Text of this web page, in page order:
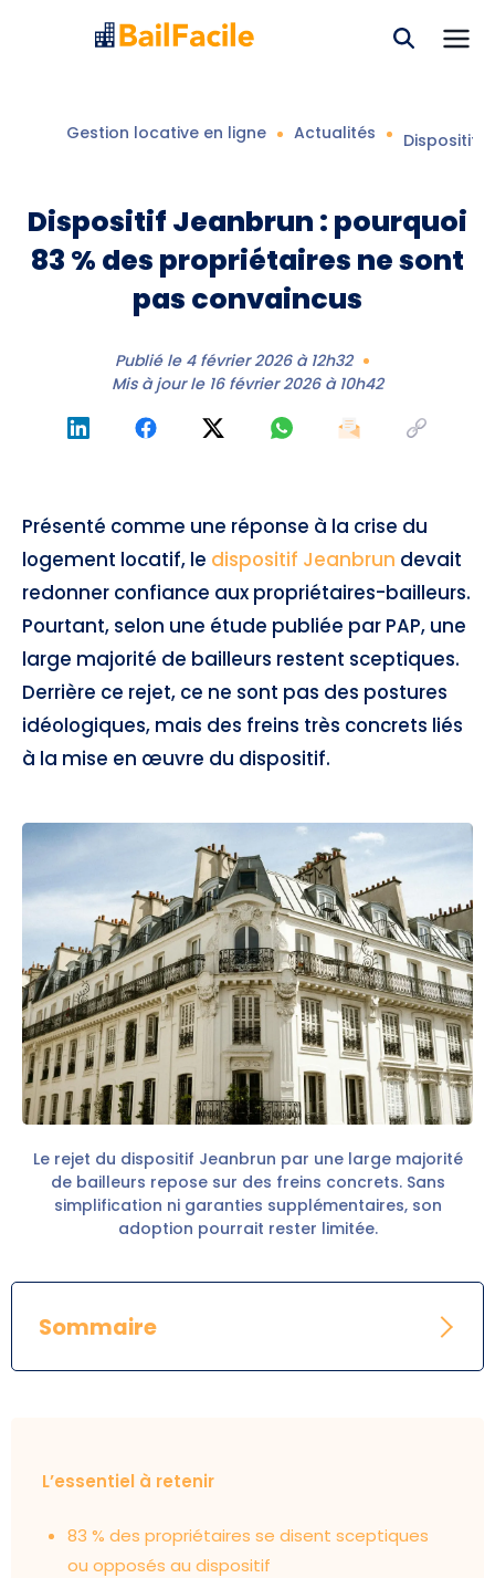
Gestion locative en ligne Actualités Dispositif
Dispositif Jeanbrun : pourquoi
83 % des propriétaires ne sont
pas convaincus
Publié le 4 février 2026 à 12h32
Mis à jour le 16 février 2026 à 10h42
Présenté comme une réponse à la crise du
logement locatif, le dispositif Jeanbrun devait
redonner confiance aux propriétaires-bailleurs.
Pourtant, selon une étude publiée par PAP, une
large majorité de bailleurs restent sceptiques.
Derrière ce rejet, ce ne sont pas des postures
idéologiques, mais des freins très concrets liés
à la mise en œuvre du dispositif.
Le rejet du dispositif Jeanbrun par une large majorité
de bailleurs repose sur des freins concrets. Sans
simplification ni garanties supplémentaires, son
adoption pourrait rester limitée.
Sommaire
L’essentiel à retenir
83 % des propriétaires se disent sceptiques
ou opposés au dispositif